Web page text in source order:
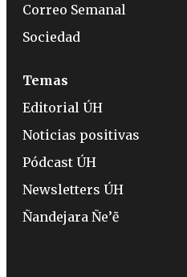
Correo Semanal
Sociedad
Temas
Editorial ÚH
Noticias positivas
Pódcast ÚH
Newsletters ÚH
Ñandejara Ñe’ẽ